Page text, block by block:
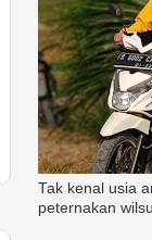
Tak kenal usia
peternakan